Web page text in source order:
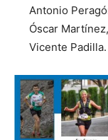
Antonio
Óscar
Vicente Padilla.